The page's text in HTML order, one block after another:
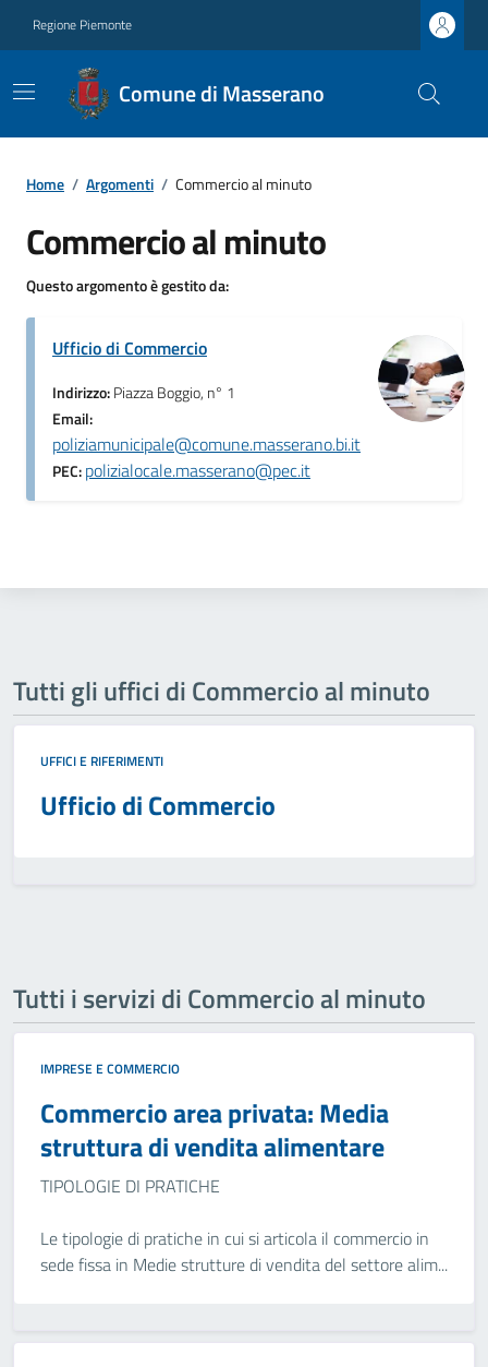
Regione Piemonte
Comune di Masserano
Home / Argomenti / Commercio al minuto
Commercio al minuto
Questo argomento è gestito da:
Ufficio di Commercio
Indirizzo:Piazza Boggio, n° 1
Email:
poliziamunicipale@comune.masserano.bi.it
PEC:polizialocale.masserano@pec.it
Tutti gli uffici di Commercio al minuto
UFFICI E RIFERIMENTI
Ufficio di Commercio
Tutti i servizi di Commercio al minuto
IMPRESE E COMMERCIO
Commercio area privata: Media
struttura di vendita alimentare
TIPOLOGIE DI PRATICHE
Le tipologie di pratiche in cui si articola il commercio in
sede fissa in Medie strutture di vendita del settore alim...